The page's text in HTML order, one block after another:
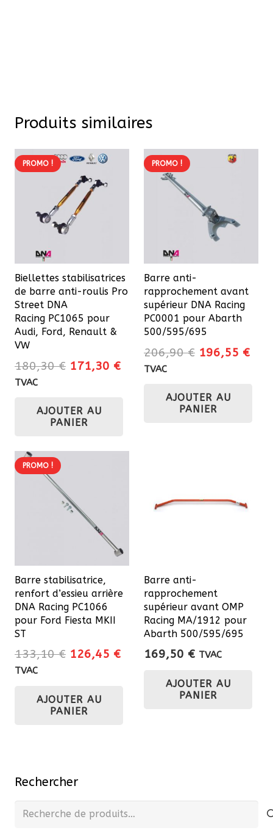
Produits similaires
PROMO !
Biellettes stabilisatrices
de barre anti-roulis Pro
Street DNA
Racing PC1065 pour
Audi, Ford, Renault &
VW
180,30€ Le
était :
180,30 €.
171,30 €Le
TVAC
AJOUTER AU
PANIER
PROMO !
Barre anti-
rapprochement avant
supérieur DNA Racing
PC0001 pour Abarth
500/595/695
206,90€ Le
était :
206,90 €.
196,55 €Le
TVAC
AJOUTER AU
PANIER
PROMO !
Barre stabilisatrice,
renfort d’essieu arrière
DNA Racing PC1066
pour Ford Fiesta MKII
ST
133,10€ Le
était :
133,10 €.
126,45 €Le
TVAC
AJOUTER AU
PANIER
Barre anti-
rapprochement
supérieur avant OMP
Racing MA/1912 pour
Abarth 500/595/695
169,50 € TVAC
AJOUTER AU
PANIER
Rechercher
Recherche